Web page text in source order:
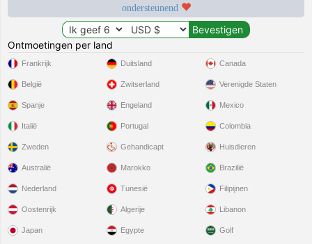
ondersteunend
Ontmoetingen per land
Frankrijk
België
Spanje
Italië
Zweden
Duitsland
Zwitserland
Engeland
Portugal
Gehandicapt
Canada
Verenigde Staten
Mexico
Colombia
Huisdieren
Australië
Nederland
Oostenrijk
Japan
Marokko
Tunesië
Algerije
Egypte
Brazilië
Filipijnen
Libanon
Golf